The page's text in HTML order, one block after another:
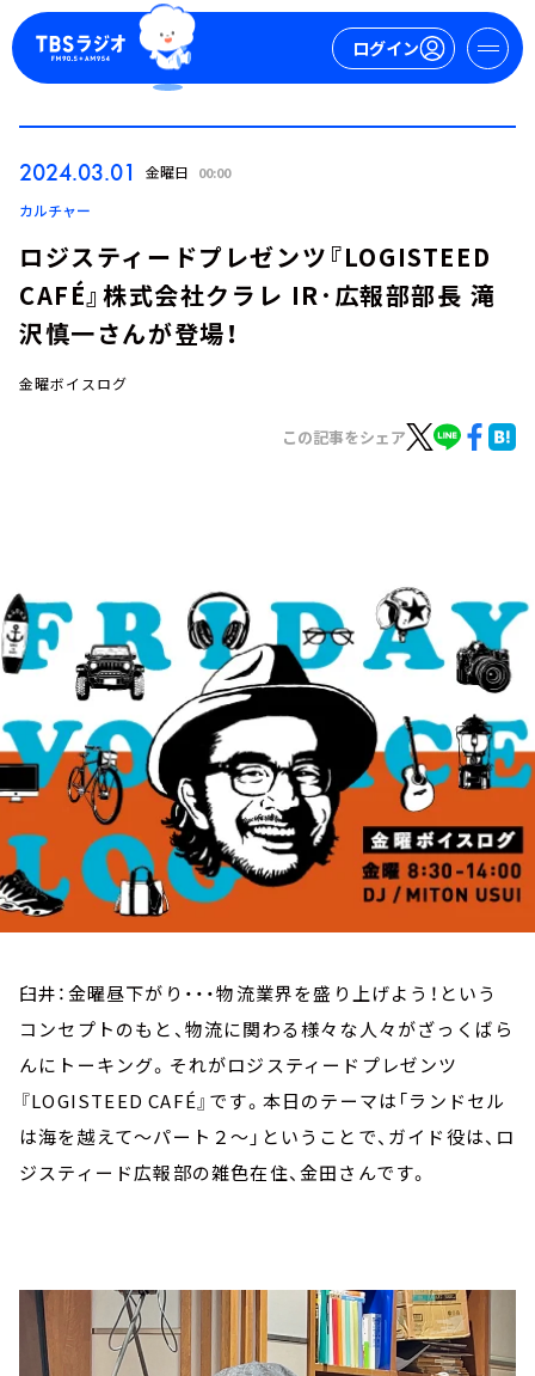
ログイン
YouTube
会社情報
2024.03.01 金曜日 00:00
カルチャー
ロジスティードプレゼンツ『LOGISTEED
CAFÉ』株式会社クラレ IR･広報部部長 滝
沢慎一さんが登場！
金曜ボイスログ
この記事をシェア
臼井：金曜昼下がり・・・物流業界を盛り上げよう！という
コンセプトのもと、物流に関わる様々な人々がざっくばら
んにトーキング。それがロジスティードプレゼンツ
『LOGISTEED CAFÉ』です。本日のテーマは「ランドセル
は海を越えて～パート２～」ということで、ガイド役は、ロ
ジスティード広報部の雑色在住、金田さんです。